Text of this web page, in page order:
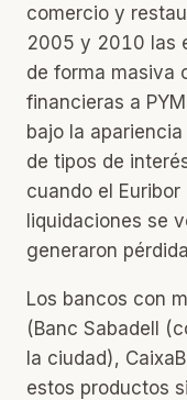
comercio y
2005 y 2010 las
de forma masiva
financieras a
bajo la
de tipos de
cuando el
liquidaciones se
generaron
Los bancos con
(Banc Sabadell
la ciudad),
estos productos